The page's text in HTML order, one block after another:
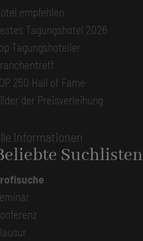
empfehlen
Tagungshotel 2026
Tagungshotelier
250 Hall of Fame
der Preisverleihung
Informationen
Suchlisten